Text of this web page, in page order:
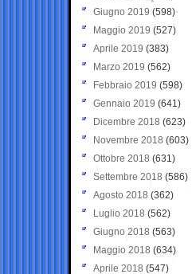
Giugno 2019 (598)
Maggio 2019 (527)
Aprile 2019 (383)
Marzo 2019 (562)
Febbraio 2019 (598)
Gennaio 2019 (641)
Dicembre 2018 (623)
Novembre 2018 (603)
Ottobre 2018 (631)
Settembre 2018 (586)
Agosto 2018 (362)
Luglio 2018 (562)
Giugno 2018 (563)
Maggio 2018 (634)
Aprile 2018 (547)